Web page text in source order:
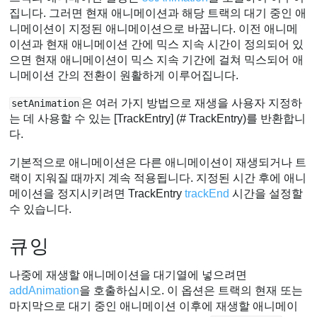
집니다. 그러면 현재 애니메이션과 해당 트랙의 대기 중인 애
니메이션이 지정된 애니메이션으로 바꿉니다. 이전 애니메
이션과 현재 애니메이션 간에 믹스 지속 시간이 정의되어 있
으면 현재 애니메이션이 믹스 지속 기간에 걸쳐 믹스되어 애
니메이션 간의 전환이 원활하게 이루어집니다.
setAnimation 은 여러 가지 방법으로 재생을 사용자 지정하
는 데 사용할 수 있는 [TrackEntry] (# TrackEntry)를 반환합니
다.
기본적으로 애니메이션은 다른 애니메이션이 재생되거나 트
랙이 지워질 때까지 계속 적용됩니다. 지정된 시간 후에 애니
메이션을 정지시키려면 TrackEntrytrackEnd 시간을 설정할
수 있습니다.
큐잉
나중에 재생할 애니메이션을 대기열에 넣으려면
addAnimation을 호출하십시오. 이 옵션은 트랙의 현재 또는
마지막으로 대기 중인 애니메이션 이후에 재생할 애니메이